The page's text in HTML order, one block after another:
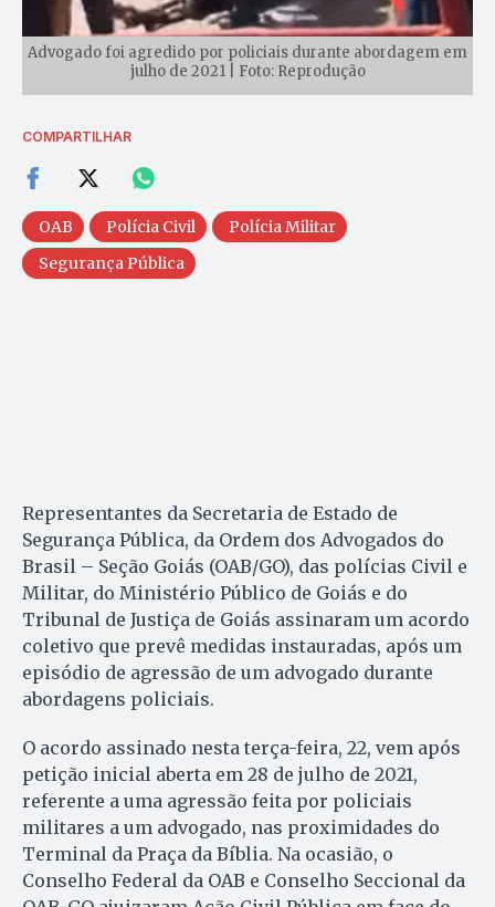
Advogado foi agredido por policiais durante abordagem em
julho de 2021 | Foto: Reprodução
COMPARTILHAR
OAB Polícia Civil
Polícia Militar
Segurança Pública
Representantes da Secretaria de Estado de
Segurança Pública, da Ordem dos Advogados do
Brasil – Seção Goiás (OAB/GO), das polícias Civil e
Militar, do Ministério Público de Goiás e do
Tribunal de Justiça de Goiás assinaram um acordo
coletivo que prevê medidas instauradas, após um
episódio de agressão de um advogado durante
abordagens policiais.
O acordo assinado nesta terça-feira, 22, vem após
petição inicial aberta em 28 de julho de 2021,
referente a uma agressão feita por policiais
militares a um advogado, nas proximidades do
Terminal da Praça da Bíblia. Na ocasião, o
Conselho Federal da OAB e Conselho Seccional da